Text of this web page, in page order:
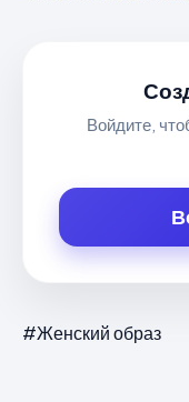
Войдите,
#Женский образ